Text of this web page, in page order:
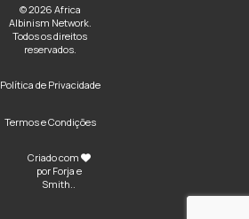
© 2026 Africa
Albinism Network.
Todos os direitos
reservados.
Política de Privacidade
Termos e Condições
Criado com
por Forja e
Smith